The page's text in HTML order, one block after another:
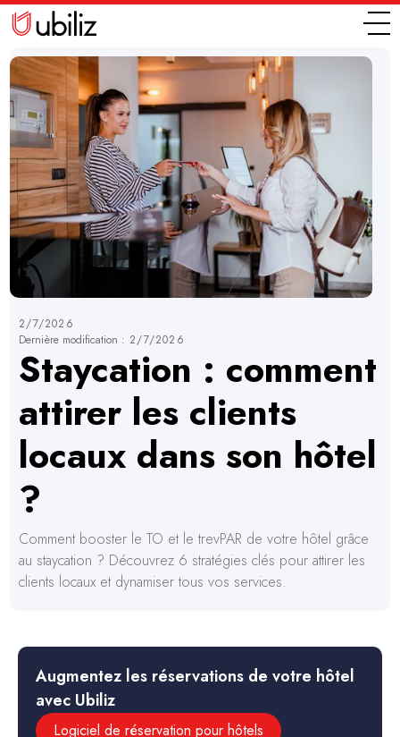
2/7/2026
Dernière modification : 2/7/2026
Staycation : comment
attirer les clients
locaux dans son hôtel
?
Comment booster le TO et le trevPAR de votre hôtel grâce
au staycation ? Découvrez 6 stratégies clés pour attirer les
clients locaux et dynamiser tous vos services.
Augmentez les réservations de votre hôtel
avec Ubiliz
Logiciel de réservation pour hôtels